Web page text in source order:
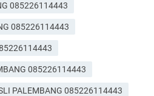
085226114443
085226114443
085226114443
PALEMBANG 085226114443